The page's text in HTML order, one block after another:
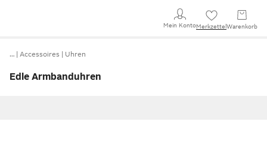
Mein KontoMerkzettel Warenkorb
… Accessoires Uhren
Edle Armbanduhren